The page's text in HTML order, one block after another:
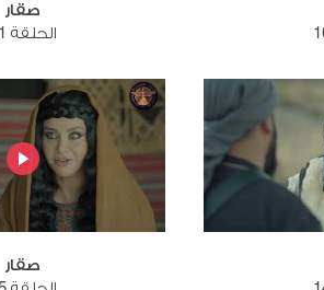
صقار
الحلقة 11
صقار